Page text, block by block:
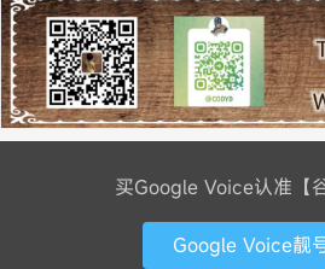
买Google Voice认准【
Google Voice靓